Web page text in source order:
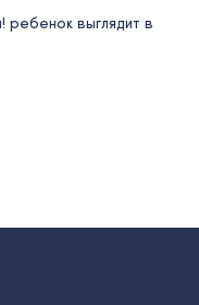
ребенок выглядит в